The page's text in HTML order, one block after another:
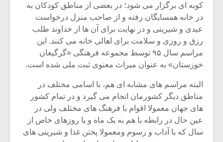
کوبه ای برگزار می شود؛ در بعضی از مناطق کودکان به
در خانه همسایگان رفته و از صاحب منزل درخواست
عیدی و شیرینی و در نهایت برای آن ها از خداوند طلب
رزق و روزی و سلامت برای اهالی خانه می کنند. این
مراسم سال ۹۵ توسط مجموعه فرهنگی «گرگیعان
خوزستان» به عنوان میراث معنوی ثبت ملی شده است.
البته مراسم های مشابه ای هم، با اسامی مختلف در
مناطق دیگر کشورمان انجام می گیرد و در تمام کشور
های جهان معمولا اقوام با فرهنگ های مختلف ولی در
عین حال در رابطه با هم به یک ماه و یا روزهای خاص از
سال که با آداب و رسوم ومعمولا پختن غذا و شیرینی های